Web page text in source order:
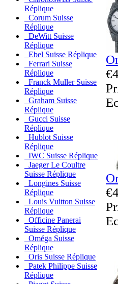
Réplique
Corum Suisse
Réplique
DeWitt Suisse
Réplique
Ebel Suisse Réplique
Ferrari Suisse
Réplique
Franck Muller Suisse
Réplique
Graham Suisse
Réplique
Gucci Suisse
Réplique
Hublot Suisse
Réplique
IWC Suisse Réplique
Jaeger Le Coultre
Suisse Réplique
Longines Suisse
Réplique
Louis Vuitton Suisse
Réplique
Officine Panerai
Suisse Réplique
Oméga Suisse
Réplique
Oris Suisse Réplique
Patek Philippe Suisse
Réplique